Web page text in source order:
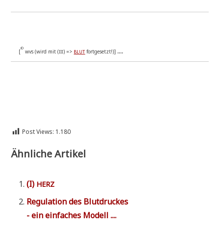
[© wvs (wird mit (III) => BLUT fort­ge­setzt!)]....
Post Views: 1.180
Ähnliche Artikel
(I) HERZ
Regu­la­ti­on des Blut­druckes
- ein ein­fa­ches Modell ....